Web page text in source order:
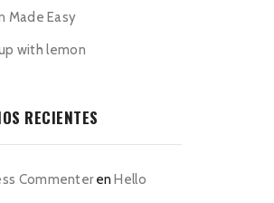
Made Easy
with lemon
RECIENTES
CommenterenHello